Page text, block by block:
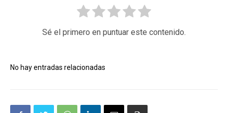
Sé el primero en puntuar este contenido.
No hay entradas relacionadas